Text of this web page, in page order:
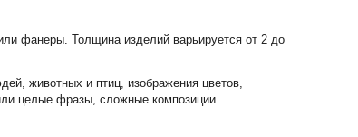
фанеры. Толщина изделий варьируется от 2 до
животных и птиц, изображения цветов,
целые фразы, сложные композиции.